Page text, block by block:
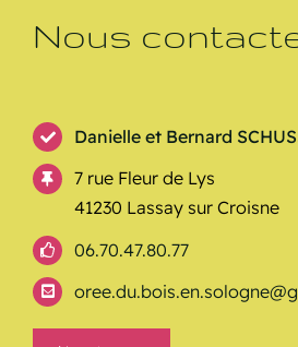
Nous
Danielle et Bernard
7 rue Fleur de Lys
41230 Lassay sur Croisne
06.70.47.80.77